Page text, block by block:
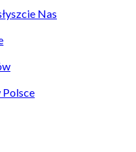
Nas
Polsce